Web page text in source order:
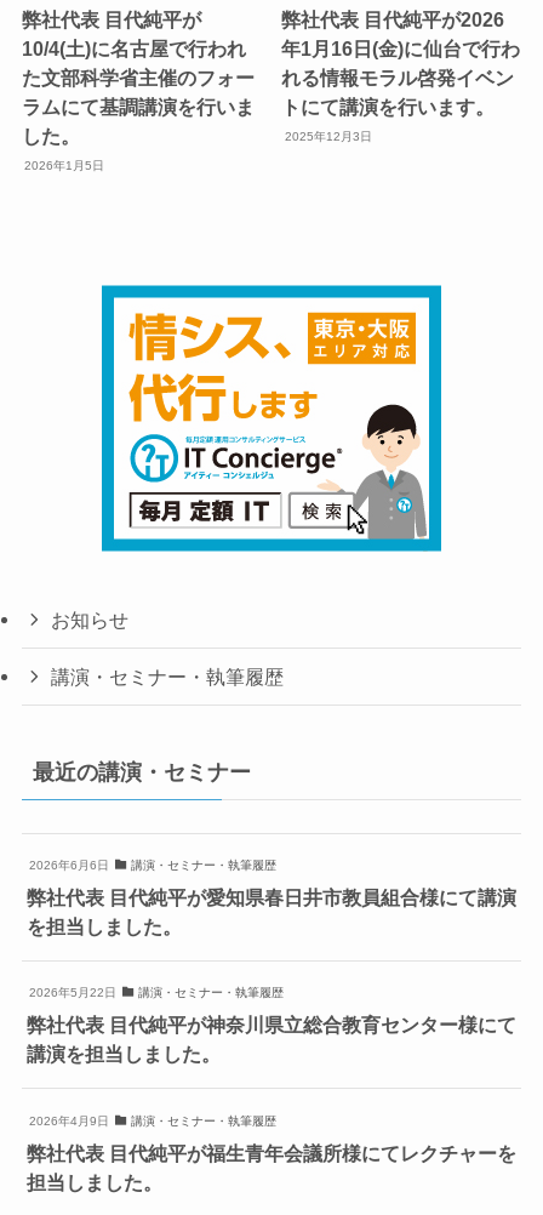
弊社代表 目代純平が
10/4(土)に名古屋で行われ
た文部科学省主催のフォー
ラムにて基調講演を行いま
した。
2026年1月5日
弊社代表 目代純平が2026
年1月16日(金)に仙台で行わ
れる情報モラル啓発イベン
トにて講演を行います。
2025年12月3日
お知らせ
講演・セミナー・執筆履歴
最近の講演・セミナー
2026年6月6日 講演・セミナー・執筆履歴
弊社代表 目代純平が愛知県春日井市教員組合様にて講演
を担当しました。
2026年5月22日 講演・セミナー・執筆履歴
弊社代表 目代純平が神奈川県立総合教育センター様にて
講演を担当しました。
2026年4月9日 講演・セミナー・執筆履歴
弊社代表 目代純平が福生青年会議所様にてレクチャーを
担当しました。